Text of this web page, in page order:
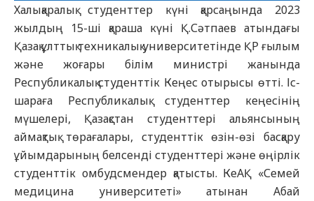
Халықаралық студенттер күні қарсаңында 2023
жылдың 15-ші қараша күні Қ.Сәтпаев атындағы
Қазақ ұлттық техникалық университетінде ҚР ғылым
және жоғары білім министрі жанында
Республикалық студенттік Кеңес отырысы өтті. Іс-
шараға Республикалық студенттер кеңесінің
мүшелері, Қазақстан студенттері альянсының
аймақтық төрағалары, студенттік өзін-өзі басқару
ұйымдарының белсенді студенттері және өңірлік
студенттік омбудсмендер қатысты. КеАҚ «Семей
медицина университеті» атынан Абай